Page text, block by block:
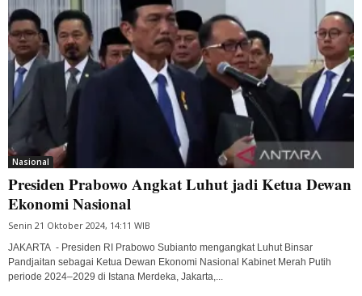
Nasional
Presiden Prabowo Angkat Luhut jadi Ketua Dewan
Ekonomi Nasional
Senin 21 Oktober 2024, 14:11 WIB
JAKARTA - Presiden RI Prabowo Subianto mengangkat Luhut Binsar
Pandjaitan sebagai Ketua Dewan Ekonomi Nasional Kabinet Merah Putih
periode 2024–2029 di Istana Merdeka, Jakarta,...